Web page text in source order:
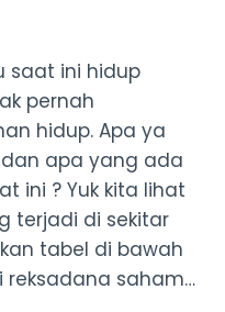
saat ini hidup
pernah
hidup. Apa ya
apa yang ada
ini ? Yuk kita lihat
terjadi di sekitar
tabel di bawah
reksadana saham…